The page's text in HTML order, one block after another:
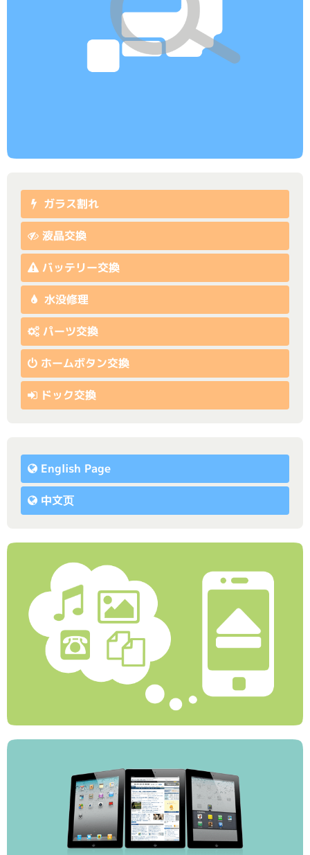
ガラス割れ
液晶交換
バッテリー交換
水没修理
パーツ交換
ホームボタン交換
ドック交換
English Page
中文页